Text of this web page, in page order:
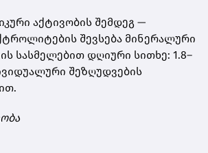
აქტივობის შემდეგ —
შევსება მინერალური
სასმელებით დღიური სითხე: 1.8–
შეზღუდვების